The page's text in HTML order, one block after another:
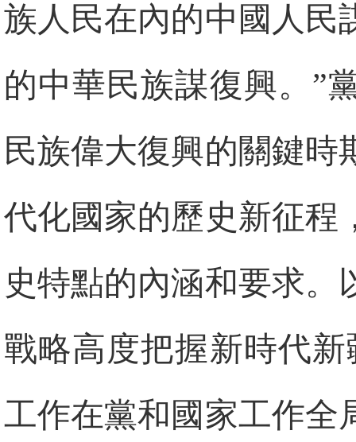
族人民在內的中國人民
的中華民族謀復興。”
民族偉大復興的關鍵時
代化國家的歷史新征程
史特點的內涵和要求。
戰略高度把握新時代
工作在黨和國家工作全